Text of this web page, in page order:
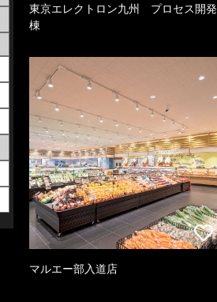
東京エレクトロン九州 プロセス開発
棟
マルエー部入道店